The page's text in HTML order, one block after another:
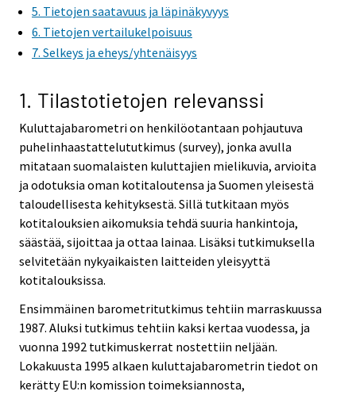
5. Tietojen saatavuus ja läpinäkyvyys
6. Tietojen vertailukelpoisuus
7. Selkeys ja eheys/yhtenäisyys
1. Tilastotietojen relevanssi
Kuluttajabarometri on henkilöotantaan pohjautuva
puhelinhaastattelututkimus (survey), jonka avulla
mitataan suomalaisten kuluttajien mielikuvia, arvioita
ja odotuksia oman kotitaloutensa ja Suomen yleisestä
taloudellisesta kehityksestä. Sillä tutkitaan myös
kotitalouksien aikomuksia tehdä suuria hankintoja,
säästää, sijoittaa ja ottaa lainaa. Lisäksi tutkimuksella
selvitetään nykyaikaisten laitteiden yleisyyttä
kotitalouksissa.
Ensimmäinen barometritutkimus tehtiin marraskuussa
1987. Aluksi tutkimus tehtiin kaksi kertaa vuodessa, ja
vuonna 1992 tutkimuskerrat nostettiin neljään.
Lokakuusta 1995 alkaen kuluttajabarometrin tiedot on
kerätty EU:n komission toimeksiannosta,